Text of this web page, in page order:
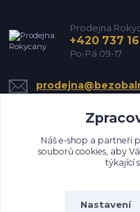
Prodejna
+420 737
Po-Pá 09-17
Náš e-shop a partneři
souborů cookies, aby
týkající
Nastavení